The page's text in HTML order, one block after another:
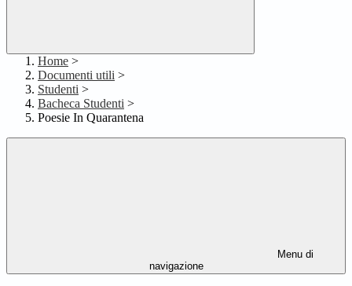
Home >
Documenti utili >
Studenti >
Bacheca Studenti >
Poesie In Quarantena
Menu di
navigazione